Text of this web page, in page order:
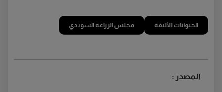
الحيوانات الأليفة مجلس الزراعة السويدي
المصدر :